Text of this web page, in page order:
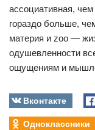
ассоциативная,
гораздо больше,
материя и zoo —
одушевленности
ощущениям и
Вконтакте
Одноклассники